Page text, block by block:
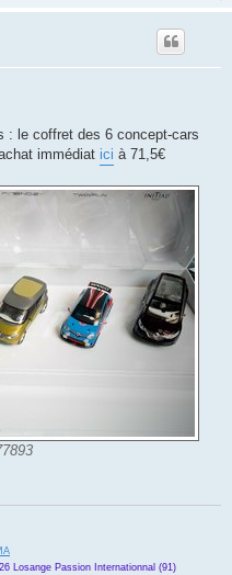
: le coffret des 6 concept-cars
immédiat ici à 71,5€
Losange Passion Internationnal (91)